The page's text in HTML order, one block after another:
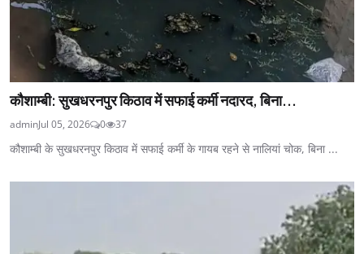
कौशाम्बी: सुखधरनपुर किठाव में सफाई कर्मी नदारद, बिना...
adminJul 05, 2026 0 37
कौशाम्बी के सुखधरनपुर किठाव में सफाई कर्मी के गायब रहने से नालियां चोक, बिना ...